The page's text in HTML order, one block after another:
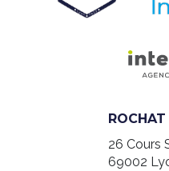
26 Cours
69002